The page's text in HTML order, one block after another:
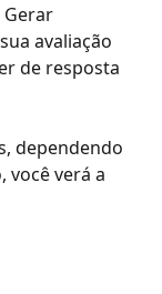
Gerar
avaliação
de resposta
dependendo
você verá a